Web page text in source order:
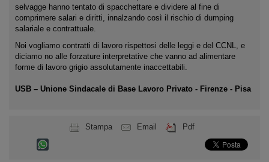
selvagge hanno tentato di spacchettare e dividere al fine di
comprimere salari e diritti, innalzando così il rischio di dumping
salariale e contrattuale.
Noi vogliamo contratti di lavoro rispettosi delle leggi e del CCNL, e
diciamo no alle forzature interpretative che vanno ad alimentare
forme di lavoro grigio assolutamente inaccettabili.
USB – Unione Sindacale di Base Lavoro Privato - Firenze - Pisa
Stampa Email Pdf